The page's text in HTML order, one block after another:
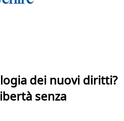
dei nuovi diritti?
senza